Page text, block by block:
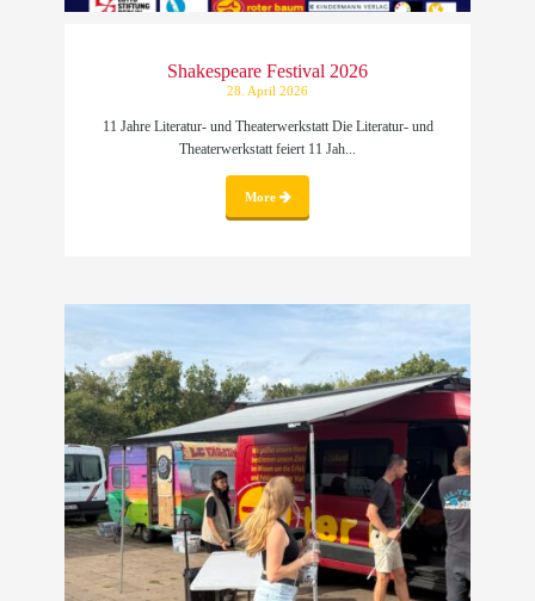
Shakespeare Festival 2026
28. April 2026
11 Jahre Literatur- und Theaterwerkstatt Die Literatur- und
Theaterwerkstatt feiert 11 Jah...
More